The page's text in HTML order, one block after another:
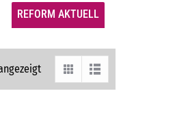
REFORM AKTUELL